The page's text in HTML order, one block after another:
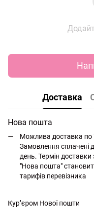
Доставка
Нова пошта
Можлива доставка по
Замовлення сплачені
день. Термін
"Нова пошта"
тарифів перевізника
Кур’єром Нової пошти